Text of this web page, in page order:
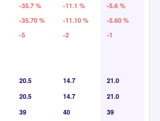
-35.7 % -11.1 %
-5.6 %
-35.70 % -11.10 %
-5.60 %
-5 -2 -1
20.5 14.7
21.0
20.5 14.7
21.0
39 40
39